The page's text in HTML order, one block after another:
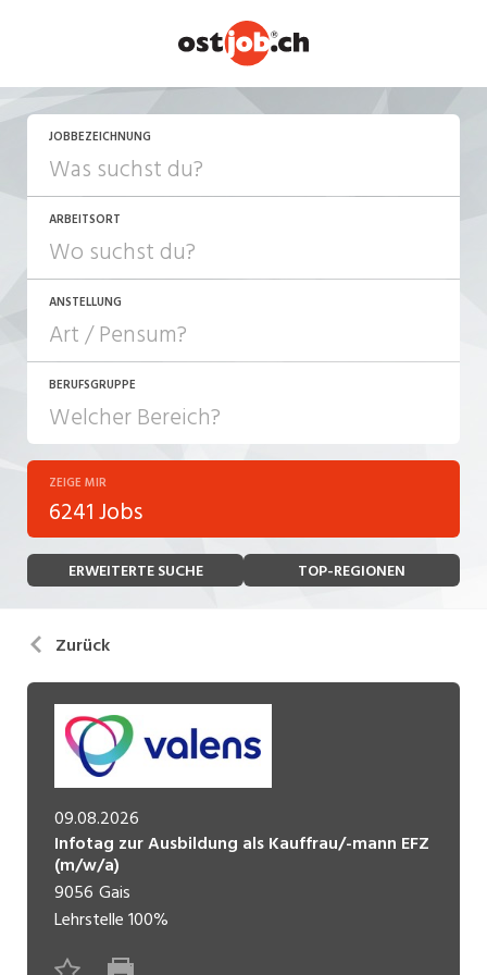
JOBBEZEICHNUNG
ARBEITSORT
ANSTELLUNG
JOB-TYP
Festanstellung
Temporär (befristet)
Freelance
Praktikum
Lehrstelle
Ferienjob
Führungsposition
Management / Kader
BERUFSGRUPPE
Bank, Versicherung
Bau, Handwerk, Elektro
Bildung, Kunst, Design, Soziale Berufe, Sport
Einkauf, Logistik, Transport, Verkehr
Engineering, Technik, Architektur
Gartenbau, Landwirtschaft, Forstwirtschaft
Gastronomie, Hotellerie, Tourismus,
Lebensmittel
Immobilien, Facility Management, Reinigung
ZEIGE MIR
6241 Jobs
ERWEITERTE SUCHE TOP-REGIONEN
Zurück
09.08.2026
Infotag zur Ausbildung als Kauffrau/-mann EFZ
(m/w/a)
9056 Gais
Lehrstelle100%